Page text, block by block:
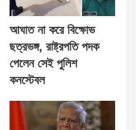
আঘাত না করে বিক্ষোভ
ছত্রভঙ্গ, রাষ্ট্রপতি পদক
পেলেন সেই পুলিশ
কনস্টেবল